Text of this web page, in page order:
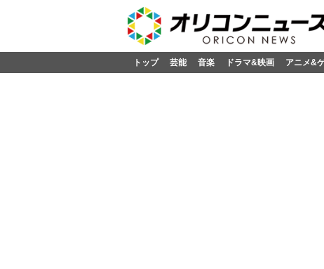
トップ 芸能 音楽 ドラマ&映画 アニメ&